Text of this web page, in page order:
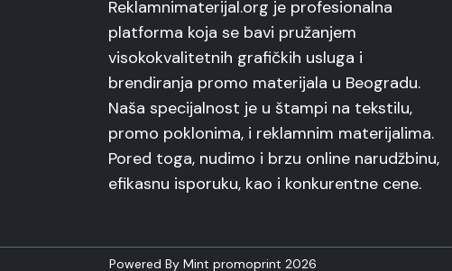
Reklamnimaterijal.org je profesionalna
platforma koja se bavi pružanjem
visokokvalitetnih grafičkih usluga i
brendiranja promo materijala u Beogradu.
Naša specijalnost je u štampi na tekstilu,
promo poklonima, i reklamnim materijalima.
Pored toga, nudimo i brzu online narudžbinu,
efikasnu isporuku, kao i konkurentne cene.
Powered By Mint promoprint 2026